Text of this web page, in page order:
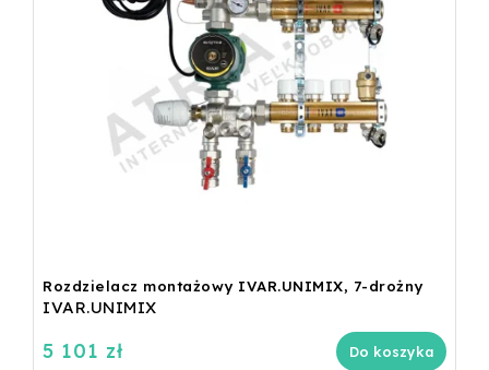
Rozdzielacz montażowy IVAR.UNIMIX, 7-drożny
IVAR.UNIMIX
5 101 zł Do koszyka